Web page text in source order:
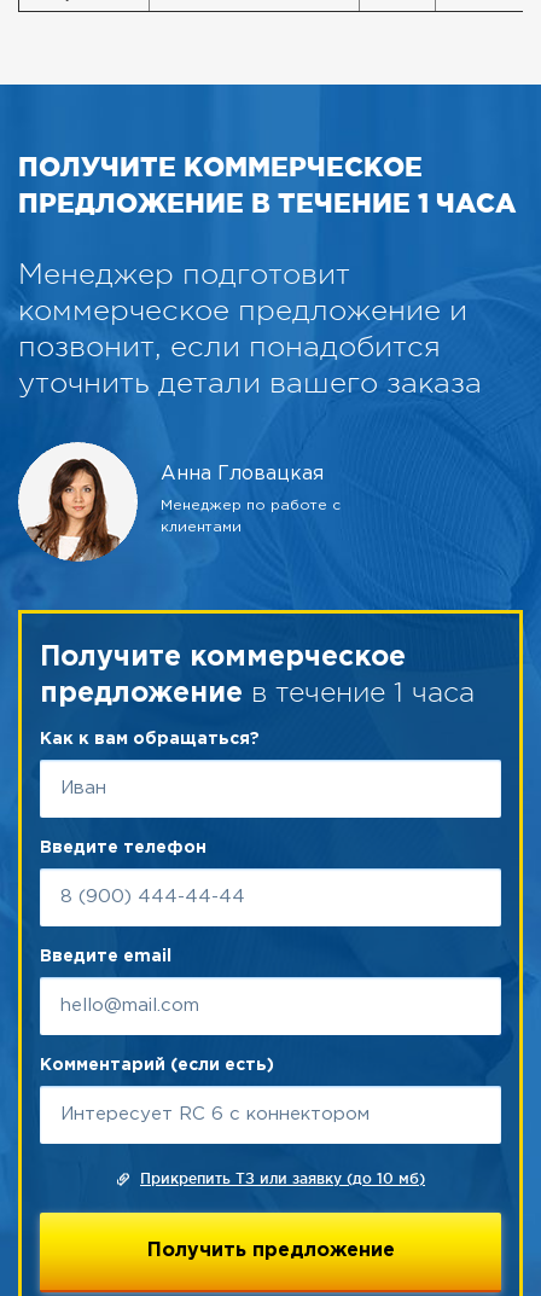
ПОЛУЧИТЕ КОММЕРЧЕСКОЕ
ПРЕДЛОЖЕНИЕ В ТЕЧЕНИЕ 1 ЧАСА
Менеджер подготовит
коммерческое предложение и
позвонит, если понадобится
уточнить детали вашего заказа
Анна Гловацкая
Менеджер по работе с
клиентами
Получите коммерческое
предложение в течение 1 часа
Как к вам обращаться?
Введите телефон
Введите email
Комментарий (если есть)
Прикрепить ТЗ или заявку (до 10 мб)